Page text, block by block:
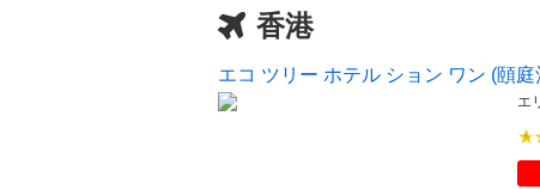
香港
エコ ツリー ホテル ション ワン (頤
エ